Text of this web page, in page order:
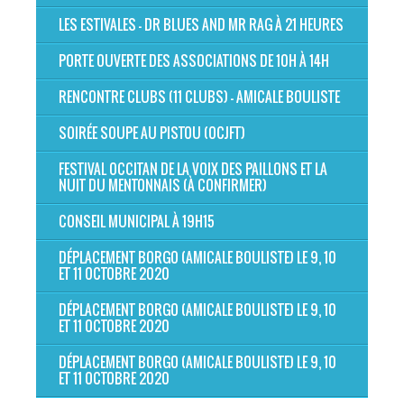
LES ESTIVALES - DR BLUES AND MR RAG À 21 HEURES
PORTE OUVERTE DES ASSOCIATIONS DE 10H À 14H
RENCONTRE CLUBS (11 CLUBS) - AMICALE BOULISTE
SOIRÉE SOUPE AU PISTOU (OCJFT)
FESTIVAL OCCITAN DE LA VOIX DES PAILLONS ET LA
NUIT DU MENTONNAIS (À CONFIRMER)
CONSEIL MUNICIPAL À 19H15
DÉPLACEMENT BORGO (AMICALE BOULISTE) LE 9, 10
ET 11 OCTOBRE 2020
DÉPLACEMENT BORGO (AMICALE BOULISTE) LE 9, 10
ET 11 OCTOBRE 2020
DÉPLACEMENT BORGO (AMICALE BOULISTE) LE 9, 10
ET 11 OCTOBRE 2020